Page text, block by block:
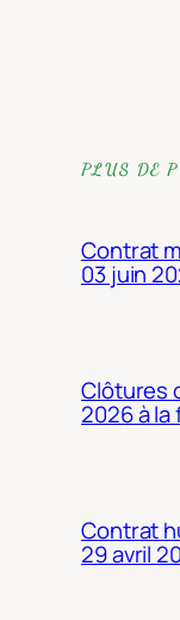
PLUS DE
Contrat
03 juin
Clôtures
2026 à
Contrat
29 avril